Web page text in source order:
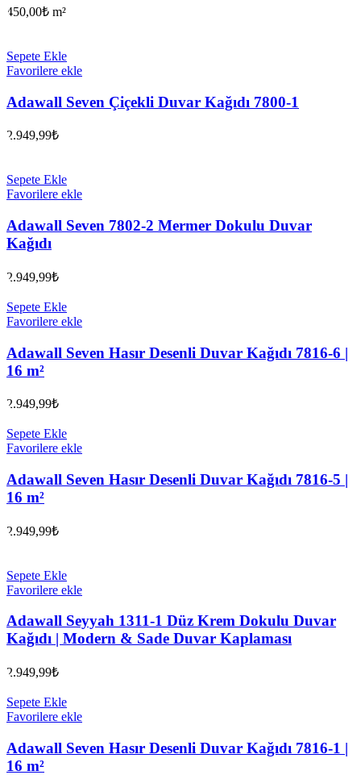
450,00₺ m²
Sepete Ekle
Favorilere ekle
Adawall Seven Çiçekli Duvar Kağıdı 7800-1
2.949,99₺
Sepete Ekle
Favorilere ekle
Adawall Seven 7802-2 Mermer Dokulu Duvar
Kağıdı
2.949,99₺
Sepete Ekle
Favorilere ekle
Adawall Seven Hasır Desenli Duvar Kağıdı 7816-6 |
16 m²
2.949,99₺
Sepete Ekle
Favorilere ekle
Adawall Seven Hasır Desenli Duvar Kağıdı 7816-5 |
16 m²
2.949,99₺
Sepete Ekle
Favorilere ekle
Adawall Seyyah 1311-1 Düz Krem Dokulu Duvar
Kağıdı | Modern & Sade Duvar Kaplaması
2.949,99₺
Sepete Ekle
Favorilere ekle
Adawall Seven Hasır Desenli Duvar Kağıdı 7816-1 |
16 m²